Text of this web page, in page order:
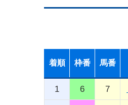
着順 枠番 馬番
1 6 7